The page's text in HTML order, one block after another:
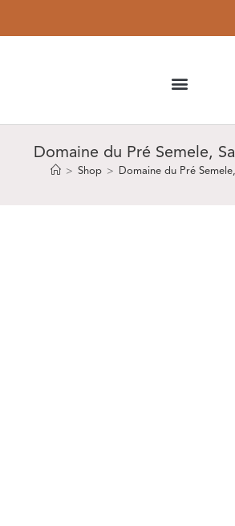
Domaine du Pré Semele,
> Shop > Domaine du Pré